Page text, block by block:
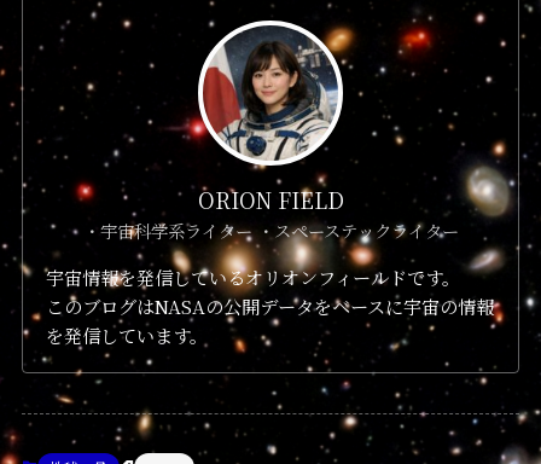
ORION FIELD
・宇宙科学系ライター ・スペーステックライター
宇宙情報を発信しているオリオンフィールドです。
このブログはNASAの公開データをベースに宇宙の情報
を発信しています。